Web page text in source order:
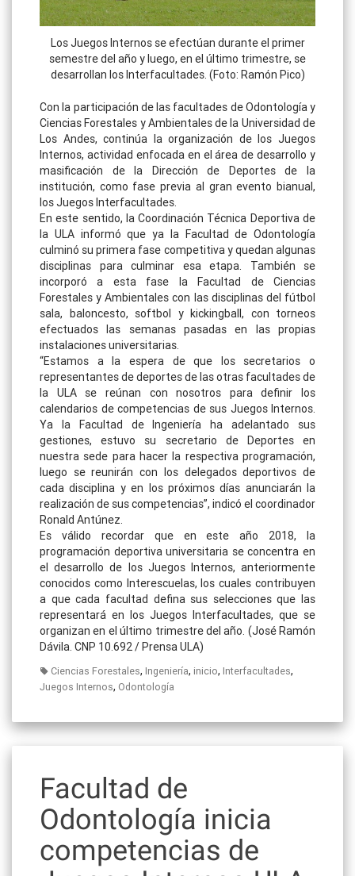
Los Juegos Internos se efectúan durante el primer
semestre del año y luego, en el último trimestre, se
desarrollan los Interfacultades. (Foto: Ramón Pico)
Con la participación de las facultades de Odontología y
Ciencias Forestales y Ambientales de la Universidad de
Los Andes, continúa la organización de los Juegos
Internos, actividad enfocada en el área de desarrollo y
masificación de la Dirección de Deportes de la
institución, como fase previa al gran evento bianual,
los Juegos Interfacultades.
En este sentido, la Coordinación Técnica Deportiva de
la ULA informó que ya la Facultad de Odontología
culminó su primera fase competitiva y quedan algunas
disciplinas para culminar esa etapa. También se
incorporó a esta fase la Facultad de Ciencias
Forestales y Ambientales con las disciplinas del fútbol
sala, baloncesto, softbol y kickingball, con torneos
efectuados las semanas pasadas en las propias
instalaciones universitarias.
“Estamos a la espera de que los secretarios o
representantes de deportes de las otras facultades de
la ULA se reúnan con nosotros para definir los
calendarios de competencias de sus Juegos Internos.
Ya la Facultad de Ingeniería ha adelantado sus
gestiones, estuvo su secretario de Deportes en
nuestra sede para hacer la respectiva programación,
luego se reunirán con los delegados deportivos de
cada disciplina y en los próximos días anunciarán la
realización de sus competencias”, indicó el coordinador
Ronald Antúnez.
Es válido recordar que en este año 2018, la
programación deportiva universitaria se concentra en
el desarrollo de los Juegos Internos, anteriormente
conocidos como Interescuelas, los cuales contribuyen
a que cada facultad defina sus selecciones que las
representará en los Juegos Interfacultades, que se
organizan en el último trimestre del año. (José Ramón
Dávila. CNP 10.692 / Prensa ULA)
Ciencias Forestales, Ingeniería, inicio, Interfacultades,
Juegos Internos, Odontología
Facultad de
Odontología inicia
competencias de